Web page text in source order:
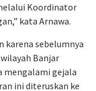
Koordinator
kata Arnawa.
karena sebelumnya
Banjar
mengalami gejala
ini diteruskan ke